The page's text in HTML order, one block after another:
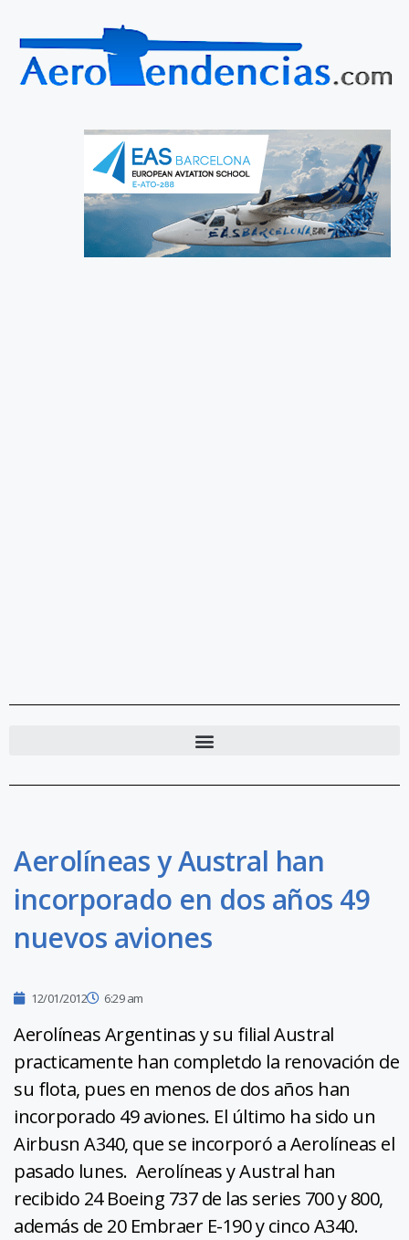
Aerolíneas y Austral han
incorporado en dos años 49
nuevos aviones
12/01/2012 6:29 am
Aerolíneas Argentinas y su filial Austral
practicamente han completdo la renovación de
su flota, pues en menos de dos años han
incorporado 49 aviones. El último ha sido un
Airbusn A340, que se incorporó a Aerolíneas el
pasado lunes. Aerolíneas y Austral han
recibido 24 Boeing 737 de las series 700 y 800,
además de 20 Embraer E-190 y cinco A340.